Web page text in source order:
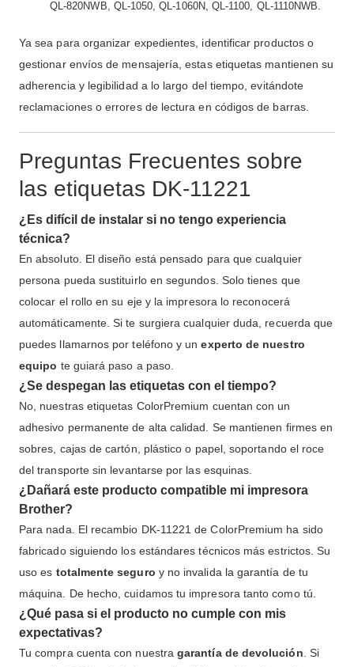
QL-820NWB, QL-1050, QL-1060N, QL-1100, QL-1110NWB.
Ya sea para organizar expedientes, identificar productos o
gestionar envíos de mensajería, estas etiquetas mantienen su
adherencia y legibilidad a lo largo del tiempo, evitándote
reclamaciones o errores de lectura en códigos de barras.
Preguntas Frecuentes sobre
las etiquetas DK-11221
¿Es difícil de instalar si no tengo experiencia
técnica?
En absoluto. El diseño está pensado para que cualquier
persona pueda sustituirlo en segundos. Solo tienes que
colocar el rollo en su eje y la impresora lo reconocerá
automáticamente. Si te surgiera cualquier duda, recuerda que
puedes llamarnos por teléfono y unexperto de nuestro
equipo te guiará paso a paso.
¿Se despegan las etiquetas con el tiempo?
No, nuestras etiquetas ColorPremium cuentan con un
adhesivo permanente de alta calidad. Se mantienen firmes en
sobres, cajas de cartón, plástico o papel, soportando el roce
del transporte sin levantarse por las esquinas.
¿Dañará este producto compatible mi impresora
Brother?
Para nada. El recambio DK-11221 de ColorPremium ha sido
fabricado siguiendo los estándares técnicos más estrictos. Su
uso es totalmente seguro y no invalida la garantía de tu
máquina. De hecho, cuidamos tu impresora tanto como tú.
¿Qué pasa si el producto no cumple con mis
expectativas?
Tu compra cuenta con nuestragarantía de devolución. Si